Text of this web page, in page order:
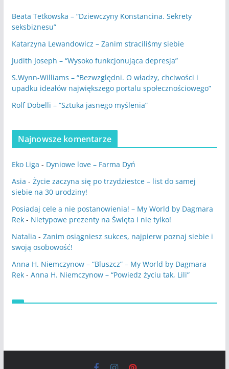
Beata Tetkowska – “Dziewczyny Konstancina. Sekrety
seksbiznesu”
Katarzyna Lewandowicz – Zanim straciliśmy siebie
Judith Joseph – “Wysoko funkcjonująca depresja”
S.Wynn-Williams – “Bezwzględni. O władzy, chciwości i
upadku ideałów największego portalu społecznościowego”
Rolf Dobelli – “Sztuka jasnego myślenia”
Najnowsze komentarze
Eko Liga - Dyniowe love – Farma Dyń
Asia - Życie zaczyna się po trzydziestce – list do samej
siebie na 30 urodziny!
Posiadaj cele a nie postanowienia! – My World by Dagmara
Rek- Nietypowe prezenty na Święta i nie tylko!
Natalia - Zanim osiągniesz sukces, najpierw poznaj siebie i
swoją osobowość!
Anna H. Niemczynow – “Bluszcz” – My World by Dagmara
Rek- Anna H. Niemczynow – “Powiedz życiu tak, Lili”